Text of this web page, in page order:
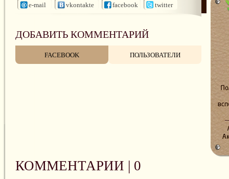
e-mail vkontakte facebook twitter
ДОБАВИТЬ КОММЕНТАРИЙ
FACEBOOK ПОЛЬЗОВАТЕЛИ
КОММЕНТАРИИ | 0